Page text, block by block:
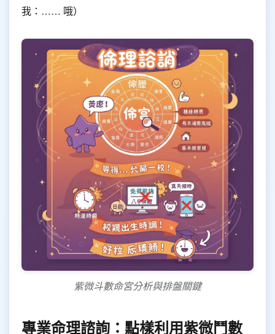
我：…… 哦）
紫微斗數命宮分析與排盤關鍵
專業命理諮詢：點樣利用紫微鬥數